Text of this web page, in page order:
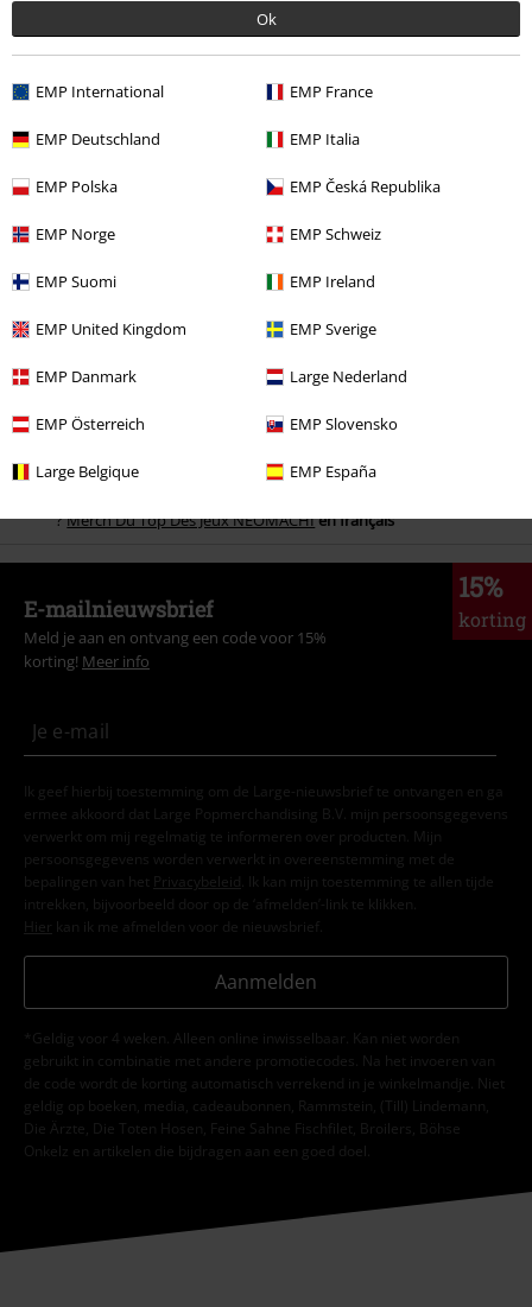
Ok
EMP International EMP France
EMP Deutschland EMP Italia
EMP Polska EMP Česká Republika
EMP Norge EMP Schweiz
EMP Suomi EMP Ireland
EMP United Kingdom EMP Sverige
EMP Danmark Large Nederland
EMP Österreich EMP Slovensko
Large Belgique EMP España
Adviesprijs€ 39,99
IREZUMI NEOMACHI
met lange mouwen
Adviesprijs€ 32,99
YAKUZAGARU
shirt
NEOMACHI Merch
?Merch Du Top Des Jeux NEOMACHIen français
15%
korting
E-mailnieuwsbrief
Meld je aan en ontvang een code voor 15%
korting! Meer info
Ik geef hierbij toestemming om de Large-nieuwsbrief te ontvangen en ga
ermee akkoord dat Large Popmerchandising B.V. mijn persoonsgegevens
verwerkt om mij regelmatig te informeren over producten. Mijn
persoonsgegevens worden verwerkt in overeenstemming met de
bepalingen van het
Privacybeleid . Ik kan mijn toestemming te allen tijde
intrekken, bijvoorbeeld door op de ‘afmelden’-link te klikken.
Hier kan ik me afmelden voor de nieuwsbrief.
Aanmelden
*Geldig voor 4 weken. Alleen online inwisselbaar. Kan niet worden
gebruikt in combinatie met andere promotiecodes. Na het invoeren van
de code wordt de korting automatisch verrekend in je winkelmandje. Niet
geldig op boeken, media, cadeaubonnen, Rammstein, (Till) Lindemann,
Die Ärzte, Die Toten Hosen, Feine Sahne Fischfilet, Broilers, Böhse
Onkelz en artikelen die bijdragen aan een goed doel.